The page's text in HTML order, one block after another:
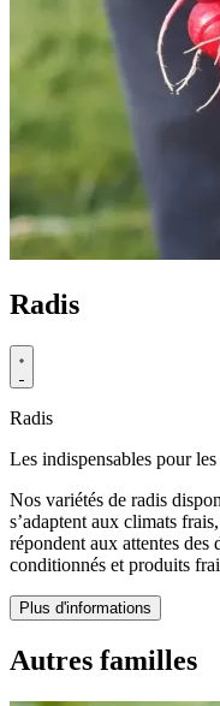
Radis
Radis
Les indispensables pour
Nos variétés de radis
s’adaptent aux climats
répondent aux attentes des
conditionnés et produits
Plus d'informations
Autres familles